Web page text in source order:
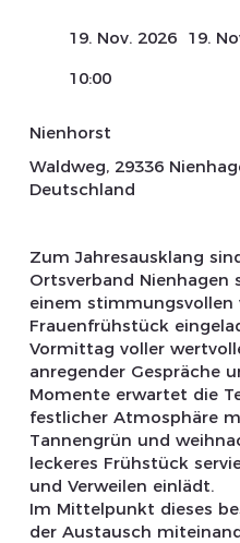
19. Nov. 2026 19.
10:00
Nienhorst
Waldweg, 29336
Deutschland
Zum Jahresausklang
Ortsverband Nienhagen
einem stimmungsvollen
Frauenfrühstück
Vormittag voller
anregender Gespräche
Momente erwartet die
festlicher Atmosphäre
Tannengrün und
leckeres Frühstück
und Verweilen einlädt.
Im Mittelpunkt dieses
der Austausch